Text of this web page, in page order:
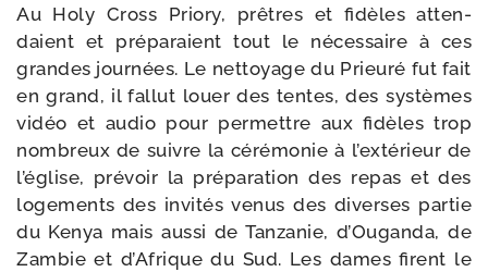
Au Holy Cross Priory, prêtres et fidèles atten­
daient et pré­pa­raient tout le néces­saire à ces
grandes jour­nées. Le net­toyage du Prieuré fut fait
en grand, il fal­lut louer des tentes, des sys­tèmes
vidéo et audio pour per­mettre aux fidèles trop
nom­breux de suivre la céré­mo­nie à l’ex­té­rieur de
l’é­glise, pré­voir la pré­pa­ra­tion des repas et des
loge­ments des invi­tés venus des diverses par­tie
du Kenya mais aus­si de Tanzanie, d’Ouganda, de
Zambie et d’Afrique du Sud. Les dames firent le